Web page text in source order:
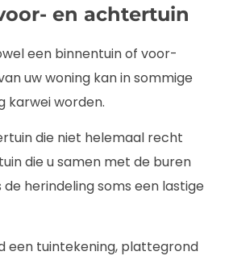
en achtertuin
een binnentuin of voor-
uw woning kan in sommige
karwei worden.
die niet helemaal recht
die u samen met de buren
herindeling soms een lastige
een tuintekening, plattegrond